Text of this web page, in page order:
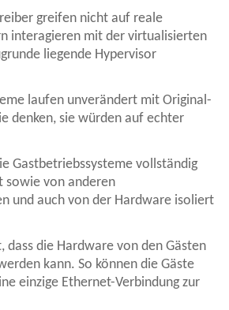
greifen nicht auf reale
interagieren mit der virtualisierten
liegende Hypervisor
laufen unverändert mit Original-
denken, sie würden auf echter
Gastbetriebssysteme vollständig
sowie von anderen
und auch von der Hardware isoliert
dass die Hardware von den Gästen
kann. So können die Gäste
einzige Ethernet-Verbindung zur